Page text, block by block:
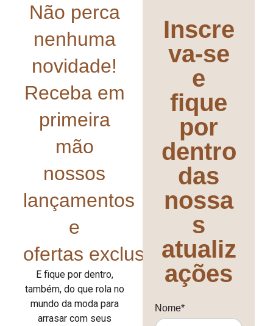
Não perca
nenhuma
novidade!
Receba em
primeira
mão
nossos
lançamentos
e
ofertas exclusivas!
E fique por dentro,
também, do que rola no
mundo da moda para
arrasar com seus
Inscre
va-se
e
fique
por
dentro
das
nossa
s
atualiz
ações
Nome*